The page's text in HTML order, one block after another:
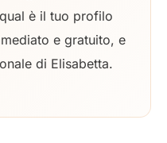
è il tuo profilo
e gratuito, e
di Elisabetta.